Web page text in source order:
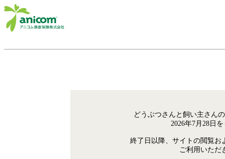
どうぶつさんと飼い主さん
2026年7月28日
終了日以降、サイトの閲覧お
ご利用いただ